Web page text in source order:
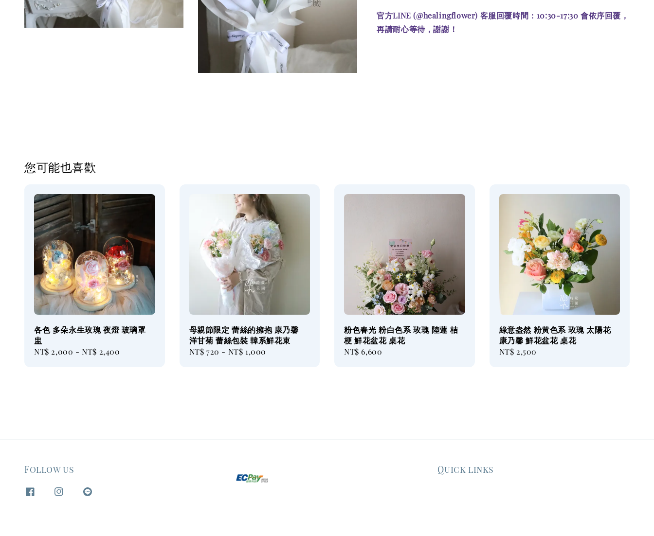
官方LINE (@healingflower) 客服回覆時間：10:30-17:30 會依序回覆，
再請耐心等待，謝謝！
您可能也喜歡
各色 多朵永生玫瑰 夜燈 玻璃罩
盅
Regular
NT$ 2,000 -NT$ 2,400
母親節限定 蕾絲的擁抱 康乃馨
洋甘菊 蕾絲包裝 韓系鮮花束
Regular
NT$ 720 - NT$ 1,000
粉色春光 粉白色系 玫瑰 陸蓮 桔
梗 鮮花盆花 桌花
Regular
NT$ 6,600
綠意盎然 粉黃色系 玫瑰 太陽花
康乃馨 鮮花盆花 桌花
Regular
NT$ 2,500
Follow us Quick links